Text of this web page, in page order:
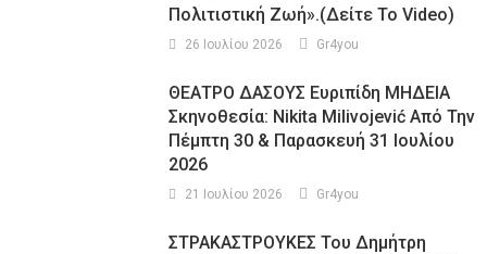
Πολιτιστική Ζωή».(Δείτε Το Video)
26 Ιουλίου 2026 Gr4you
ΘΕΑΤΡΟ ΔΑΣΟΥΣ Ευριπίδη ΜΗΔΕΙΑ
Σκηνοθεσία: Nikita Milivojević Από Την
Πέμπτη 30 & Παρασκευή 31 Ιουλίου
2026
21 Ιουλίου 2026 Gr4you
ΣΤΡΑΚΑΣΤΡΟΥΚΕΣ Του Δημήτρη